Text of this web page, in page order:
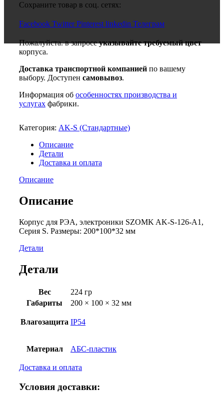
Сохраните товар в соц. сетях:
Facebook Twitter Pinterest linkedin Телеграм
Пожалуйста. в запросеуказывайте требуемый цвет
корпуса.
Доставка транспортной компанией по вашему
выбору. Доступен самовывоз.
Информация об особенностях производства и
услугах фабрики.
Категория: AK-S (Стандартные)
Описание
Детали
Доставка и оплата
Описание
Описание
Корпус для РЭА, электроники SZOMK AK-S-126-A1,
Серия S. Размеры: 200*100*32 мм
Детали
Детали
Вес
224 гр
Габариты
200 × 100 × 32 мм
Влагозащита IP54
Материал АБС-пластик
Доставка и оплата
Условия доставки: